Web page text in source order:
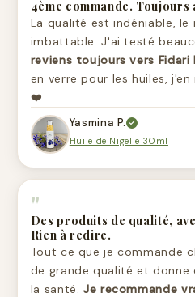
4ème commande. Toujours
La qualité est indéniable,
imbattable. J'ai testé
reviens toujours vers Fidari
en verre pour les huiles,
❤️
Yasmina P.
Huile de Nigelle 30ml
"
Des produits de qualité,
Rien à redire.
Tout ce que je commande
de grande qualité et
la santé.Je recommande